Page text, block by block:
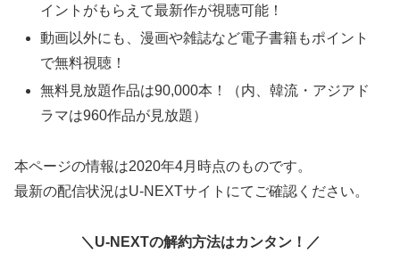
イントがもらえて最新作が視聴可能！
動画以外にも、漫画や雑誌など電子書籍もポイント
で無料視聴！
無料見放題作品は90,000本！（内、韓流・アジアド
ラマは960作品が見放題）
本ページの情報は2020年4月時点のものです。
最新の配信状況はU-NEXTサイトにてご確認ください。
＼U-NEXTの解約方法はカンタン！／